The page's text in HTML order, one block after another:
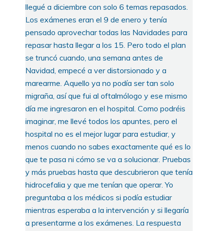
llegué a diciembre con solo 6 temas repasados.
Los exámenes eran el 9 de enero y tenía
pensado aprovechar todas las Navidades para
repasar hasta llegar a los 15. Pero todo el plan
se truncó cuando, una semana antes de
Navidad, empecé a ver distorsionado y a
marearme. Aquello ya no podía ser tan solo
migraña, así que fui al oftalmólogo y ese mismo
día me ingresaron en el hospital. Como podréis
imaginar, me llevé todos los apuntes, pero el
hospital no es el mejor lugar para estudiar, y
menos cuando no sabes exactamente qué es lo
que te pasa ni cómo se va a solucionar. Pruebas
y más pruebas hasta que descubrieron que tenía
hidrocefalia y que me tenían que operar. Yo
preguntaba a los médicos si podía estudiar
mientras esperaba a la intervención y si llegaría
a presentarme a los exámenes. La respuesta